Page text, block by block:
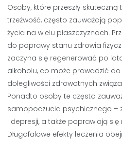
Osoby, które przeszły
trzeźwość, często zauważają
życia na wielu płaszczyznach.
do poprawy stanu zdrowia
zaczyna się regenerować po
alkoholu, co może prowadzić
dolegliwości zdrowotnych
Ponadto osoby te często
samopoczucia psychicznego –
i depresji, a także poprawiają
Długofalowe efekty leczenia